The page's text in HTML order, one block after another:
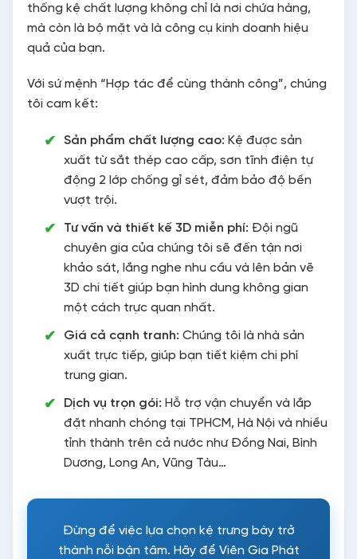
thống kệ chất lượng không chỉ là nơi chứa hàng,
mà còn là bộ mặt và là công cụ kinh doanh hiệu
quả của bạn.
Với sứ mệnh “Hợp tác để cùng thành công”, chúng
tôi cam kết:
Sản phẩm chất lượng cao: Kệ được sản
xuất từ sắt thép cao cấp, sơn tĩnh điện tự
động 2 lớp chống gỉ sét, đảm bảo độ bền
vượt trội.
Tư vấn và thiết kế 3D miễn phí: Đội ngũ
chuyên gia của chúng tôi sẽ đến tận nơi
khảo sát, lắng nghe nhu cầu và lên bản vẽ
3D chi tiết giúp bạn hình dung không gian
một cách trực quan nhất.
Giá cả cạnh tranh: Chúng tôi là nhà sản
xuất trực tiếp, giúp bạn tiết kiệm chi phí
trung gian.
Dịch vụ trọn gói: Hỗ trợ vận chuyển và lắp
đặt nhanh chóng tại TPHCM, Hà Nội và nhiều
tỉnh thành trên cả nước như Đồng Nai, Bình
Dương, Long An, Vũng Tàu…
Đừng để việc lựa chọn kệ trưng bày trở
thành nỗi bận tâm. Hãy để Viên Gia Phát